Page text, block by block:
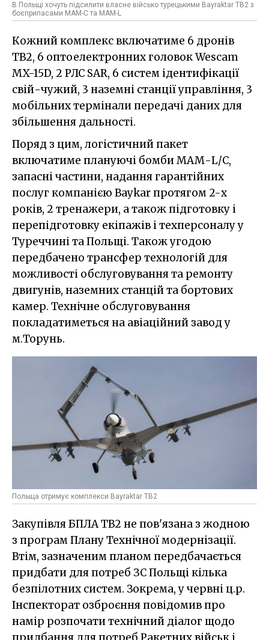
В Польщі хочуть підсилити власне військо турецькими Bayraktar TB2 з
боєприпасами MAM-C та MAM-L
Кожний комплекс включатиме 6 дронів
ТВ2, 6 оптоелектронних головок Wescam
MX-15D, 2 РЛС SAR, 6 cистем ідентифікації
свій-чужий, 3 наземні станції управління, 3
мобільних термінали передачі даних для
збільшення дальності.
Поряд з цим, логістичний пакет
включатиме плануючі бомби МАМ-L/C,
запасні частини, надання гарантійних
послуг компанією Baykar протягом 2-х
років, 2 тренажери, а також підготовку і
перепідготовку екіпажів і техперсоналу у
Туреччині та Польщі. Також угодою
передбачено трансфер технологій для
можливості обслуговування та ремонту
двигунів, наземних станцій та бортових
камер. Технічне обслуговування
покладатиметься на авіаційний завод у
м.Торунь.
Польща отримує комплекси Bayraktar TB2
Закупівля БПЛА ТВ2 не пов'язана з жодною
з програм Плану Технічної модернізації.
Втім, зазначеним планом передбачається
придбати для потреб ЗС Польщі кілька
безпілотних систем. Зокрема, у червні ц.р.
Інспекторат озброєння повідомив про
намір розпочати технічний діалог щодо